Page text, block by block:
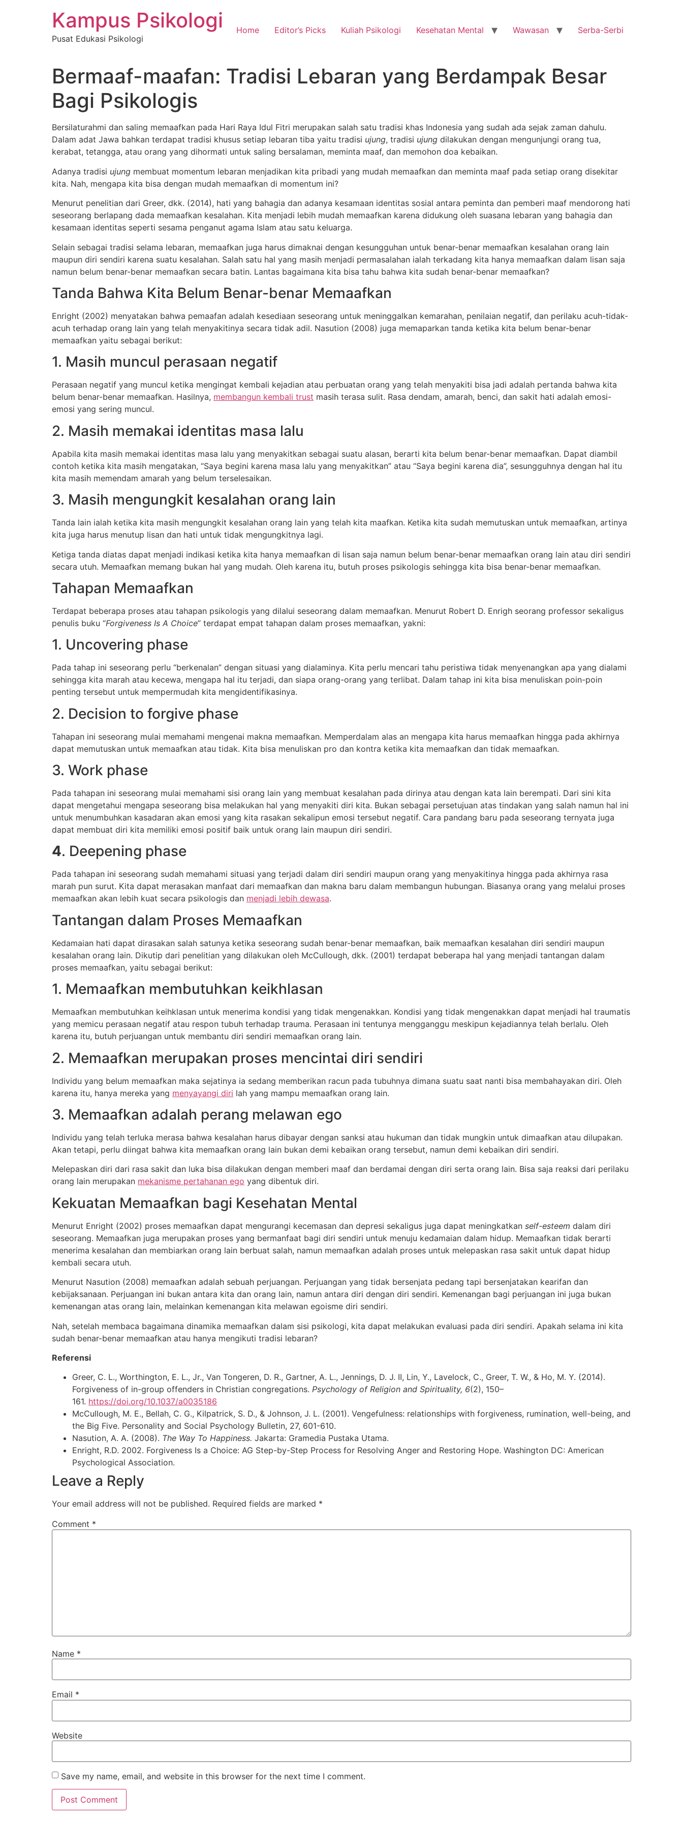
Kampus Psikologi
Pusat Edukasi Psikologi
Home Editor’s Picks Kuliah Psikologi Kesehatan Mental Wawasan Serba-Serbi
Bermaaf-maafan: Tradisi Lebaran yang Berdampak Besar
Bagi Psikologis
Bersilaturahmi dan saling memaafkan pada Hari Raya Idul Fitri merupakan salah satu tradisi khas Indonesia yang sudah ada sejak zaman dahulu.
Dalam adat Jawa bahkan terdapat tradisi khusus setiap lebaran tiba yaitu tradisi ujung, tradisi ujung dilakukan dengan mengunjungi orang tua,
kerabat, tetangga, atau orang yang dihormati untuk saling bersalaman, meminta maaf, dan memohon doa kebaikan.
Adanya tradisi ujung membuat momentum lebaran menjadikan kita pribadi yang mudah memaafkan dan meminta maaf pada setiap orang disekitar
kita. Nah, mengapa kita bisa dengan mudah memaafkan di momentum ini?
Menurut penelitian dari Greer, dkk. (2014), hati yang bahagia dan adanya kesamaan identitas sosial antara peminta dan pemberi maaf mendorong hati
seseorang berlapang dada memaafkan kesalahan. Kita menjadi lebih mudah memaafkan karena didukung oleh suasana lebaran yang bahagia dan
kesamaan identitas seperti sesama penganut agama Islam atau satu keluarga.
Selain sebagai tradisi selama lebaran, memaafkan juga harus dimaknai dengan kesungguhan untuk benar-benar memaafkan kesalahan orang lain
maupun diri sendiri karena suatu kesalahan. Salah satu hal yang masih menjadi permasalahan ialah terkadang kita hanya memaafkan dalam lisan saja
namun belum benar-benar memaafkan secara batin. Lantas bagaimana kita bisa tahu bahwa kita sudah benar-benar memaafkan?
Tanda Bahwa Kita Belum Benar-benar Memaafkan
Enright (2002) menyatakan bahwa pemaafan adalah kesediaan seseorang untuk meninggalkan kemarahan, penilaian negatif, dan perilaku acuh-tidak-
acuh terhadap orang lain yang telah menyakitinya secara tidak adil. Nasution (2008) juga memaparkan tanda ketika kita belum benar-benar
memaafkan yaitu sebagai berikut:
1. Masih muncul perasaan negatif
Perasaan negatif yang muncul ketika mengingat kembali kejadian atau perbuatan orang yang telah menyakiti bisa jadi adalah pertanda bahwa kita
belum benar-benar memaafkan. Hasilnya, membangun kembali trust masih terasa sulit. Rasa dendam, amarah, benci, dan sakit hati adalah emosi-
emosi yang sering muncul.
2. Masih memakai identitas masa lalu
Apabila kita masih memakai identitas masa lalu yang menyakitkan sebagai suatu alasan, berarti kita belum benar-benar memaafkan. Dapat diambil
contoh ketika kita masih mengatakan, “Saya begini karena masa lalu yang menyakitkan” atau “Saya begini karena dia”, sesungguhnya dengan hal itu
kita masih memendam amarah yang belum terselesaikan.
3. Masih mengungkit kesalahan orang lain
Tanda lain ialah ketika kita masih mengungkit kesalahan orang lain yang telah kita maafkan. Ketika kita sudah memutuskan untuk memaafkan, artinya
kita juga harus menutup lisan dan hati untuk tidak mengungkitnya lagi.
Ketiga tanda diatas dapat menjadi indikasi ketika kita hanya memaafkan di lisan saja namun belum benar-benar memaafkan orang lain atau diri sendiri
secara utuh. Memaafkan memang bukan hal yang mudah. Oleh karena itu, butuh proses psikologis sehingga kita bisa benar-benar memaafkan.
Tahapan Memaafkan
Terdapat beberapa proses atau tahapan psikologis yang dilalui seseorang dalam memaafkan. Menurut Robert D. Enrigh seorang professor sekaligus
penulis buku “Forgiveness Is A Choice” terdapat empat tahapan dalam proses memaafkan, yakni:
1. Uncovering phase
Pada tahap ini seseorang perlu “berkenalan” dengan situasi yang dialaminya. Kita perlu mencari tahu peristiwa tidak menyenangkan apa yang dialami
sehingga kita marah atau kecewa, mengapa hal itu terjadi, dan siapa orang-orang yang terlibat. Dalam tahap ini kita bisa menuliskan poin-poin
penting tersebut untuk mempermudah kita mengidentifikasinya.
2. Decision to forgive phase
Tahapan ini seseorang mulai memahami mengenai makna memaafkan. Memperdalam alas an mengapa kita harus memaafkan hingga pada akhirnya
dapat memutuskan untuk memaafkan atau tidak. Kita bisa menuliskan pro dan kontra ketika kita memaafkan dan tidak memaafkan.
3. Work phase
Pada tahapan ini seseorang mulai memahami sisi orang lain yang membuat kesalahan pada dirinya atau dengan kata lain berempati. Dari sini kita
dapat mengetahui mengapa seseorang bisa melakukan hal yang menyakiti diri kita. Bukan sebagai persetujuan atas tindakan yang salah namun hal ini
untuk menumbuhkan kasadaran akan emosi yang kita rasakan sekalipun emosi tersebut negatif. Cara pandang baru pada seseorang ternyata juga
dapat membuat diri kita memiliki emosi positif baik untuk orang lain maupun diri sendiri.
4. Deepening phase
Pada tahapan ini seseorang sudah memahami situasi yang terjadi dalam diri sendiri maupun orang yang menyakitinya hingga pada akhirnya rasa
marah pun surut. Kita dapat merasakan manfaat dari memaafkan dan makna baru dalam membangun hubungan. Biasanya orang yang melalui proses
memaafkan akan lebih kuat secara psikologis dan menjadi lebih dewasa.
Tantangan dalam Proses Memaafkan
Kedamaian hati dapat dirasakan salah satunya ketika seseorang sudah benar-benar memaafkan, baik memaafkan kesalahan diri sendiri maupun
kesalahan orang lain. Dikutip dari penelitian yang dilakukan oleh McCullough, dkk. (2001) terdapat beberapa hal yang menjadi tantangan dalam
proses memaafkan, yaitu sebagai berikut:
1. Memaafkan membutuhkan keikhlasan
Memaafkan membutuhkan keihklasan untuk menerima kondisi yang tidak mengenakkan. Kondisi yang tidak mengenakkan dapat menjadi hal traumatis
yang memicu perasaan negatif atau respon tubuh terhadap trauma. Perasaan ini tentunya mengganggu meskipun kejadiannya telah berlalu. Oleh
karena itu, butuh perjuangan untuk membantu diri sendiri memaafkan orang lain.
2. Memaafkan merupakan proses mencintai diri sendiri
Individu yang belum memaafkan maka sejatinya ia sedang memberikan racun pada tubuhnya dimana suatu saat nanti bisa membahayakan diri. Oleh
karena itu, hanya mereka yang menyayangi diri lah yang mampu memaafkan orang lain.
3. Memaafkan adalah perang melawan ego
Individu yang telah terluka merasa bahwa kesalahan harus dibayar dengan sanksi atau hukuman dan tidak mungkin untuk dimaafkan atau dilupakan.
Akan tetapi, perlu diingat bahwa kita memaafkan orang lain bukan demi kebaikan orang tersebut, namun demi kebaikan diri sendiri.
Melepaskan diri dari rasa sakit dan luka bisa dilakukan dengan memberi maaf dan berdamai dengan diri serta orang lain. Bisa saja reaksi dari perilaku
orang lain merupakan mekanisme pertahanan ego yang dibentuk diri.
Kekuatan Memaafkan bagi Kesehatan Mental
Menurut Enright (2002) proses memaafkan dapat mengurangi kecemasan dan depresi sekaligus juga dapat meningkatkan self-esteem dalam diri
seseorang. Memaafkan juga merupakan proses yang bermanfaat bagi diri sendiri untuk menuju kedamaian dalam hidup. Memaafkan tidak berarti
menerima kesalahan dan membiarkan orang lain berbuat salah, namun memaafkan adalah proses untuk melepaskan rasa sakit untuk dapat hidup
kembali secara utuh.
Menurut Nasution (2008) memaafkan adalah sebuah perjuangan. Perjuangan yang tidak bersenjata pedang tapi bersenjatakan kearifan dan
kebijaksanaan. Perjuangan ini bukan antara kita dan orang lain, namun antara diri dengan diri sendiri. Kemenangan bagi perjuangan ini juga bukan
kemenangan atas orang lain, melainkan kemenangan kita melawan egoisme diri sendiri.
Nah, setelah membaca bagaimana dinamika memaafkan dalam sisi psikologi, kita dapat melakukan evaluasi pada diri sendiri. Apakah selama ini kita
sudah benar-benar memaafkan atau hanya mengikuti tradisi lebaran?
Referensi
Greer, C. L., Worthington, E. L., Jr., Van Tongeren, D. R., Gartner, A. L., Jennings, D. J. II, Lin, Y., Lavelock, C., Greer, T. W., & Ho, M. Y. (2014).
Forgiveness of in-group offenders in Christian congregations. Psychology of Religion and Spirituality, 6(2), 150–
161. https://doi.org/10.1037/a0035186
McCullough, M. E., Bellah, C. G., Kilpatrick, S. D., & Johnson, J. L. (2001). Vengefulness: relationships with forgiveness, rumination, well-being, and
the Big Five. Personality and Social Psychology Bulletin, 27, 601-610.
Nasution, A. A. (2008). The Way To Happiness. Jakarta: Gramedia Pustaka Utama.
Enright, R.D. 2002. Forgiveness Is a Choice: AG Step-by-Step Process for Resolving Anger and Restoring Hope. Washington DC: American
Psychological Association.
Leave a Reply
Your email address will not be published. Required fields are marked *
Comment *
Name *
Email *
Website
Save my name, email, and website in this browser for the next time I comment.